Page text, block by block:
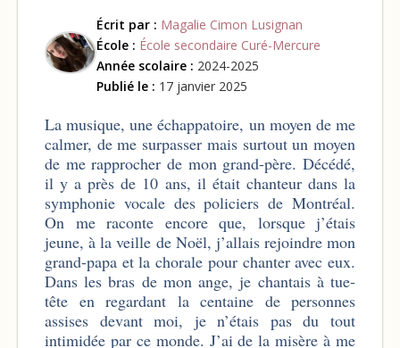
Écrit par : Magalie Cimon Lusignan
École : École secondaire Curé-Mercure
Année scolaire : 2024-2025
Publié le : 17 janvier 2025
La musique, une échappatoire, un moyen de me
calmer, de me surpasser mais surtout un moyen
de me rapprocher de mon grand-père. Décédé,
il y a près de 10 ans, il était chanteur dans la
symphonie vocale des policiers de Montréal.
On me raconte encore que, lorsque j’étais
jeune, à la veille de Noël, j’allais rejoindre mon
grand-papa et la chorale pour chanter avec eux.
Dans les bras de mon ange, je chantais à tue-
tête en regardant la centaine de personnes
assises devant moi, je n’étais pas du tout
intimidée par ce monde. J’ai de la misère à me